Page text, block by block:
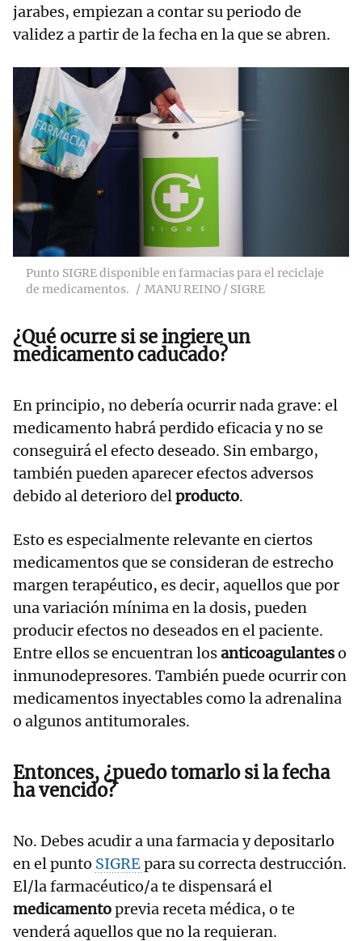
jarabes, empiezan a contar su periodo de
validez a partir de la fecha en la que se abren.
Punto SIGRE disponible en farmacias para el reciclaje
de medicamentos.
MANU REINO / SIGRE
¿Qué ocurre si se ingiere un
medicamento caducado?
En principio, no debería ocurrir nada grave: el
medicamento habrá perdido eficacia y no se
conseguirá el efecto deseado. Sin embargo,
también pueden aparecer efectos adversos
debido al deterioro delproducto.
Esto es especialmente relevante en ciertos
medicamentos que se consideran de estrecho
margen terapéutico, es decir, aquellos que por
una variación mínima en la dosis, pueden
producir efectos no deseados en el paciente.
Entre ellos se encuentran losanticoagulanteso
inmunodepresores. También puede ocurrir con
medicamentos inyectables como la adrenalina
o algunos antitumorales.
Entonces, ¿puedo tomarlo si la fecha
ha vencido?
No. Debes acudir a una farmacia y depositarlo
en el punto SIGREpara su correcta destrucción.
El/la farmacéutico/a te dispensará el
medicamentoprevia receta médica, o te
venderá aquellos que no la requieran.